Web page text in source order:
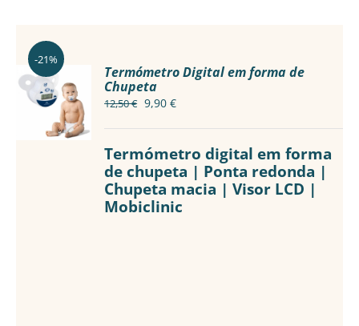
Têxtil
Casa
-21%
ADICIONAR
/
DETALHES
Termómetro Digital em forma de
Chupeta
12,50€ O
era:
12,50 €.
9,90€O
é:
9,90 €.
Termómetro digital em forma
de chupeta | Ponta redonda |
Chupeta macia | Visor LCD |
Mobiclinic